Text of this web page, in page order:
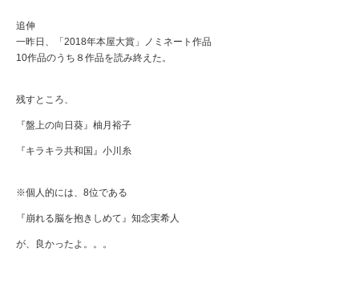
追伸
一昨日、「2018年本屋大賞」ノミネート作品
10作品のうち８作品を読み終えた。
残すところ、
『盤上の向日葵』柚月裕子
『キラキラ共和国』小川糸
※個人的には、8位である
『崩れる脳を抱きしめて』知念実希人
が、良かったよ。。。